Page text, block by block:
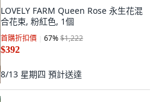
LOVELY FARM Queen Rose 永生花混
合花束, 粉紅色, 1個
首購折扣價 67%$1,222
$392
8/13 星期四 預計送達